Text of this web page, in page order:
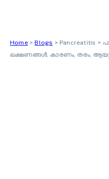
Home>Blogs > Pancreatitis >
ലക്ഷണങ്ങൾ, കാരണം, തരം,